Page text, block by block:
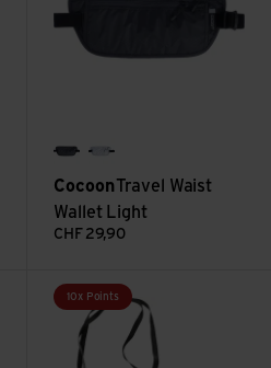
CocoonTravel Waist
Wallet Light
CHF 29,90
10x Points
Voir Secret Neck Wallet / Silk